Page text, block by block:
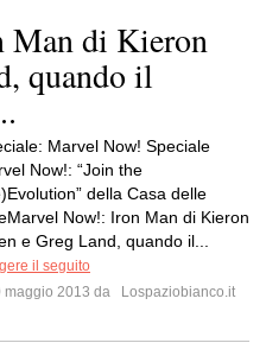
Man di Kieron
quando il
Marvel Now! Speciale
Now!: “Join the
della Casa delle
Now!: Iron Man di Kieron
e Greg Land, quando il...
il seguito
maggio 2013 da
Lospaziobianco.it